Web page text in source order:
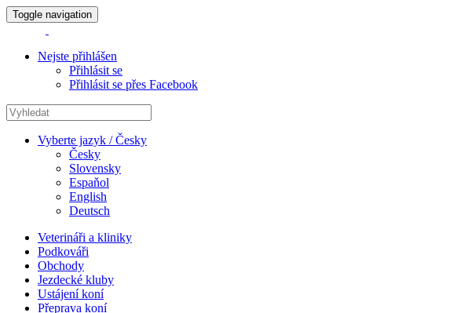
Toggle navigation
Nejste přihlášen
Přihlásit se
Přihlásit se přes Facebook
Vyberte jazyk / Česky
Česky
Slovensky
Espaňol
English
Deutsch
Veterináři a kliniky
Podkováři
Obchody
Jezdecké kluby
Ustájení koní
Přeprava koní